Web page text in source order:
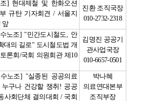
] 현대제철 및 한화오션
규탄 기자회견/ 서울지
앞
진환 조직국장
010-2732-2318
노조] "민간도시철도, 안
대의 길로" 도시철도법 개
론회 /국회 의원회관 제 10
김명진 공공기
관사업국장
010-6657-0501
노조] "실종된 공공의료
누구나 건강할 쟁취 ! 공공
사회단체 결의대회/ 국회
박나혜
의료연대본부
조직부장